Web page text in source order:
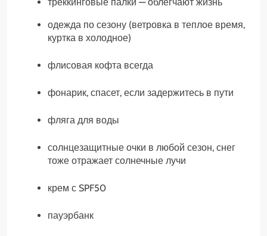
одежда по сезону (ветровка в теплое время,
куртка в холодное)
флисовая кофта всегда
фонарик, спасет, если задержитесь в пути
фляга для воды
солнцезащитные очки в любой сезон, снег
тоже отражает солнечные лучи
крем с SPF50
пауэрбанк